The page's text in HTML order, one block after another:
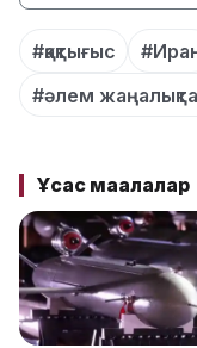
#қақтығыс
#әлем
Ұқсас мақалалар